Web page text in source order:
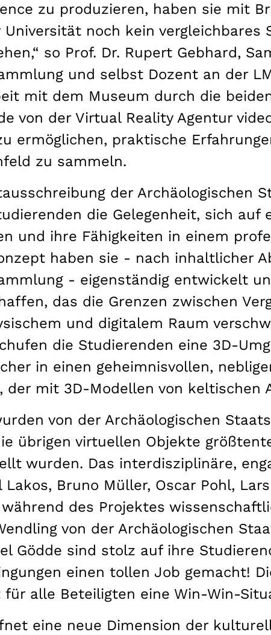
zu produzieren, haben sie mit
noch kein vergleichbares
so Prof. Dr. Rupert Gebhard,
und selbst Dozent an der
mit dem Museum durch die
von der Virtual Reality Agentur
ermöglichen, praktische
zu sammeln.
der Archäologischen
die Gelegenheit, sich auf
und ihre Fähigkeiten in einem
haben sie - nach inhaltlicher
- eigenständig entwickelt
das die Grenzen zwischen
und digitalem Raum
die Studierenden eine 3D-
in einen geheimnisvollen,
der mit 3D-Modellen von keltischen
von der Archäologischen
übrigen virtuellen Objekte
wurden. Das interdisziplinäre,
Bruno Müller, Oscar Pohl,
des Projektes
von der Archäologischen
Gödde sind stolz auf ihre
einen tollen Job gemacht!
alle Beteiligten eine Win-Win-
eine neue Dimension der